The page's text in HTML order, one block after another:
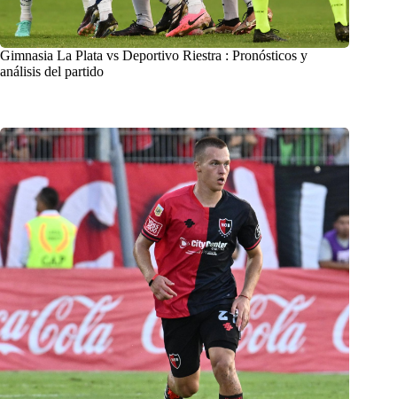
Gimnasia La Plata vs Deportivo Riestra : Pronósticos y
análisis del partido